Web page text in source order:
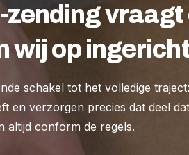
zending
wij op
schakel tot het volledige
en verzorgen precies dat deel
altijd conform de regels.